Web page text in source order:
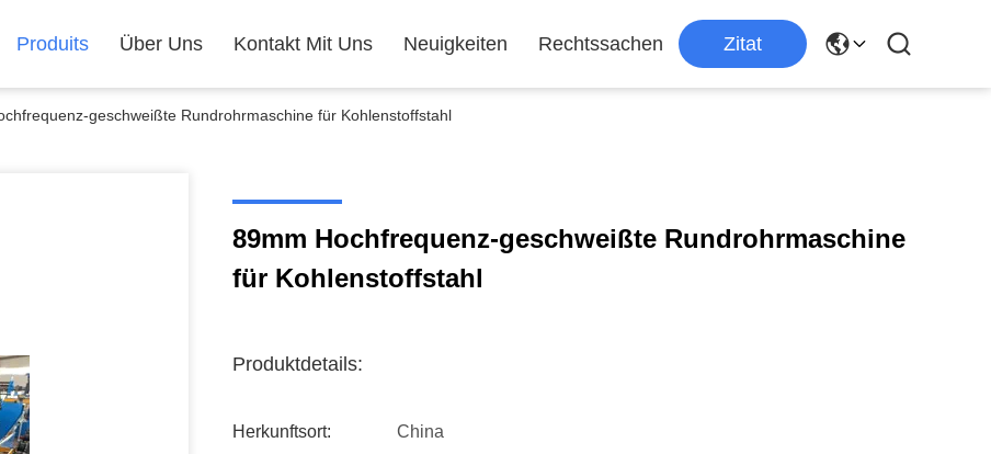
Produits Über Uns Kontakt Mit Uns Neuigkeiten Rechtssachen Zitat
geschweißte Rundrohrmaschine für Kohlenstoffstahl
89mm Hochfrequenz-geschweißte Rundrohrmaschine
für Kohlenstoffstahl
Produktdetails:
Herkunftsort: China